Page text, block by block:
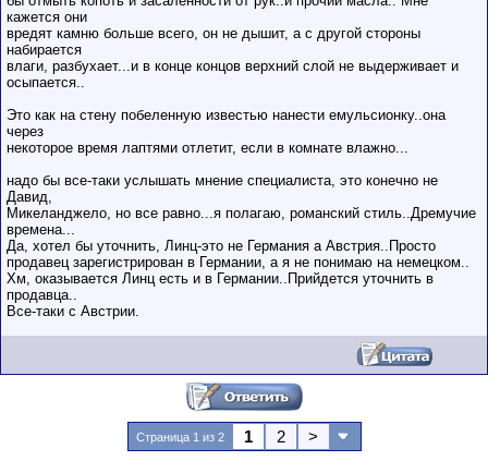
кажется они
вредят камню больше всего, он не дышит, а с другой стороны
набирается
влаги, разбухает...и в конце концов верхний слой не выдерживает и
осыпается..
Это как на стену побеленную известью нанести емульсионку..она
через
некоторое время лаптями отлетит, если в комнате влажно...
надо бы все-таки услышать мнение специалиста, это конечно не
Давид,
Микеланджело, но все равно...я полагаю, романский стиль..Дремучие
времена...
Да, хотел бы уточнить, Линц-это не Германия а Австрия..Просто
продавец зарегистрирован в Германии, а я не понимаю на немецком..
Хм, оказывается Линц есть и в Германии..Прийдется уточнить в
продавца..
Все-таки с Австрии.
Страница 1 из 2 1 2 >